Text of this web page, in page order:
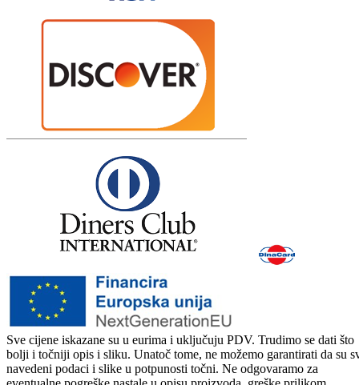
Sve cijene iskazane su u eurima i uključuju PDV. Trudimo se dati što
bolji i točniji opis i sliku. Unatoč tome, ne možemo garantirati da su
navedeni podaci i slike u potpunosti točni. Ne odgovaramo za